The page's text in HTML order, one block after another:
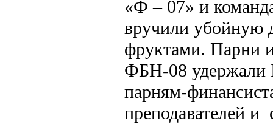
«Ф – 07» и
вручили убойную
фруктами. Парни
ФБН-08 удержали
парням-
преподавателей